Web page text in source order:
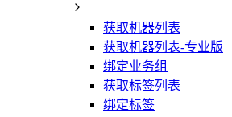
获取机器列表
获取机器列表-专业版
绑定业务组
获取标签列表
绑定标签